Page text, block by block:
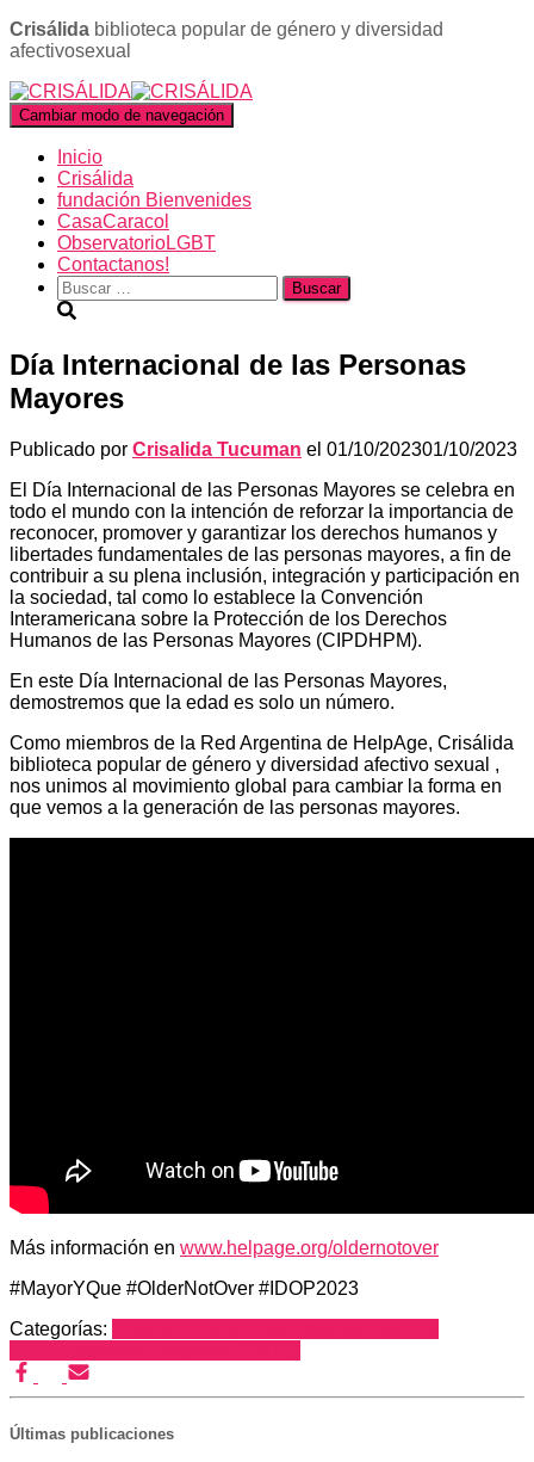
Crisálida biblioteca popular de género y diversidad
afectivosexual
Cambiar modo de navegación
Inicio
Crisálida
fundación Bienvenides
CasaCaracol
ObservatorioLGBT
Contactanos!
Buscar:
Día Internacional de las Personas
Mayores
Publicado por Crisalida Tucuman el 01/10/202301/10/2023
El Día Internacional de las Personas Mayores se celebra en
todo el mundo con la intención de reforzar la importancia de
reconocer, promover y garantizar los derechos humanos y
libertades fundamentales de las personas mayores, a fin de
contribuir a su plena inclusión, integración y participación en
la sociedad, tal como lo establece la Convención
Interamericana sobre la Protección de los Derechos
Humanos de las Personas Mayores (CIPDHPM).
En este Día Internacional de las Personas Mayores,
demostremos que la edad es solo un número.
Como miembros de la Red Argentina de HelpAge, Crisálida
biblioteca popular de género y diversidad afectivo sexual ,
nos unimos al movimiento global para cambiar la forma en
que vemos a la generación de las personas mayores.
Más información en www.helpage.org/oldernotover
#MayorYQue #OlderNotOver #IDOP2023
Categorías:
Últimas publicaciones